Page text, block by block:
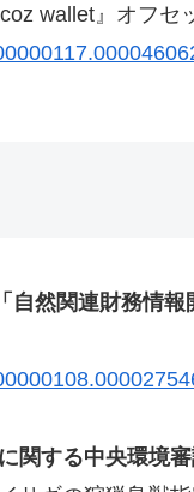
wallet』オフセ
然関連財務情報
関する中央環境